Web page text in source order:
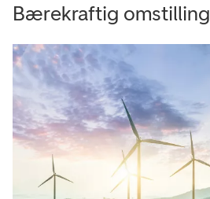
Bærekraftig omstilling